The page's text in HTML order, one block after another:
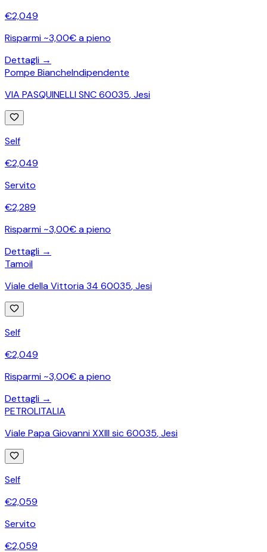
€2,049
Risparmi ~3,00€ a pieno
Dettagli →
Pompe BiancheIndipendente
VIA PASQUINELLI SNC 60035,Jesi
Self
€2,049
Servito
€2,289
Risparmi ~3,00€ a pieno
Dettagli →
Tamoil
Viale della Vittoria 34 60035,Jesi
Self
€2,049
Risparmi ~3,00€ a pieno
Dettagli →
PETROLITALIA
Viale Papa Giovanni XXIII sic 60035,Jesi
Self
€2,059
Servito
€2,059